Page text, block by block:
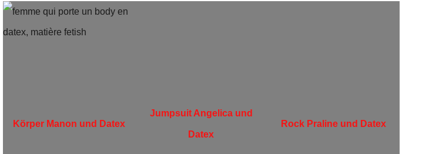
Körper Manon und Datex
Jumpsuit Angelica und
Datex
Rock Praline und Datex